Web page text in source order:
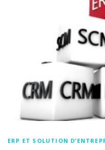
ERP ET SOLUTION